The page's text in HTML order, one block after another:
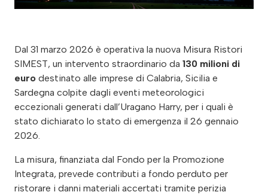
Dal 31 marzo 2026 è operativa la nuova Misura Ristori
SIMEST, un intervento straordinario da 130 milioni di
euro destinato alle imprese di Calabria, Sicilia e
Sardegna colpite dagli eventi meteorologici
eccezionali generati dall’Uragano Harry, per i quali è
stato dichiarato lo stato di emergenza il 26 gennaio
2026.
La misura, finanziata dal Fondo per la Promozione
Integrata, prevede contributi a fondo perduto per
ristorare i danni materiali accertati tramite perizia